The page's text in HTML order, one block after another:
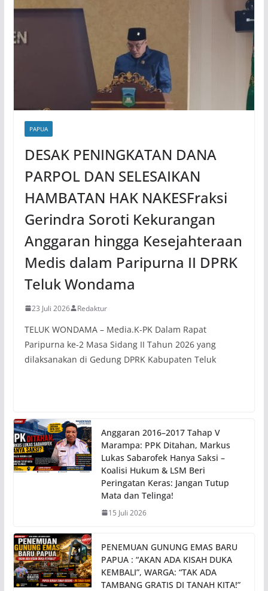
PAPUA
DESAK PENINGKATAN DANA
PARPOL DAN SELESAIKAN
HAMBATAN HAK NAKESFraksi
Gerindra Soroti Kekurangan
Anggaran hingga Kesejahteraan
Medis dalam Paripurna II DPRK
Teluk Wondama
23 Juli 2026 Redaktur
TELUK WONDAMA – Media.K-PK Dalam Rapat
Paripurna ke-2 Masa Sidang II Tahun 2026 yang
dilaksanakan di Gedung DPRK Kabupaten Teluk
Anggaran 2016–2017 Tahap V
Marampa: PPK Ditahan, Markus
Lukas Sabarofek Hanya Saksi –
Koalisi Hukum & LSM Beri
Peringatan Keras: Jangan Tutup
Mata dan Telinga!
15 Juli 2026
PENEMUAN GUNUNG EMAS BARU
PAPUA : “AKAN ADA KISAH DUKA
KEMBALI”, WARGA: “TAK ADA
TAMBANG GRATIS DI TANAH KITA!”